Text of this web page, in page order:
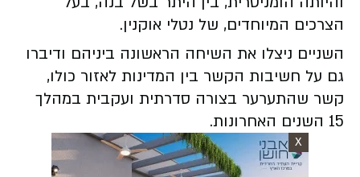
הצרכים המיוחדים, של נטלי אוקנין.
השניים ניצלו את השיחה הראשונה ביניהם ודיברו
גם על חשיבות הקשר בין המדינות לאזור כולו,
קשר שהתערער בצורה סדרתית ועקבית במהלך
15 השנים האחרונות.‎
X